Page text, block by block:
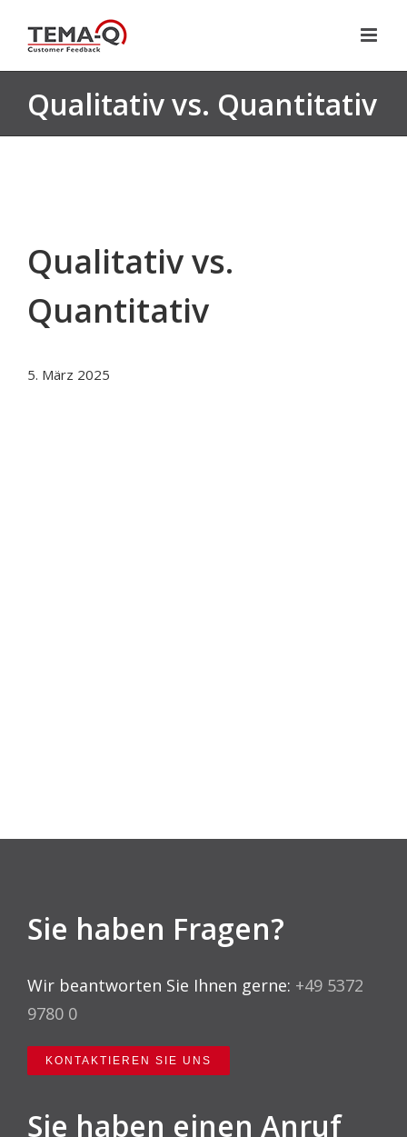
Inhalt
springen
Qualitativ vs. Quantitativ
Qualitativ vs.
Quantitativ
5. März 2025
Sie haben Fragen?
Wir beantworten Sie Ihnen gerne: +49 5372
9780 0
KONTAKTIEREN SIE UNS
Sie haben einen Anruf